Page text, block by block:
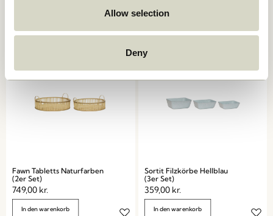
Allow selection
Deny
Fawn Tabletts Naturfarben
(2er Set)
749,00 kr.
In den warenkorb
Sortit Filzkörbe Hellblau
(3er Set)
359,00 kr.
In den warenkorb